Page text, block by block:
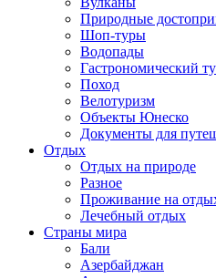
Природные
Шоп-туры
Водопады
Гастрономический
Поход
Велотуризм
Объекты Юнеско
Документы для
Отдых
Отдых на природе
Разное
Проживание на
Лечебный отдых
Страны мира
Бали
Азербайджан